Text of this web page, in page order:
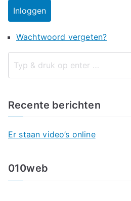
Inloggen
Wachtwoord vergeten?
Recente berichten
Er staan video’s online
010web